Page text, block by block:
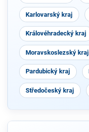
Karlovarský kraj
Královéhradecký kraj
Moravskoslezský kraj
Pardubický kraj
Středočeský kraj